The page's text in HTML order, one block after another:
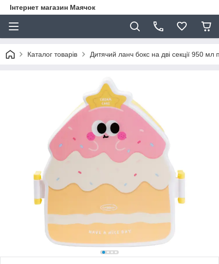
Інтернет магазин Маячок
Каталог товарів Дитячий ланч бокс на дві секції 950